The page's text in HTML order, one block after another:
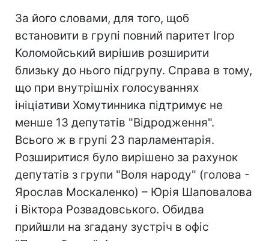
За його словами, для того, щоб
встановити в групі повний паритет Ігор
Коломойський вирішив розширити
близьку до нього підгрупу. Справа в тому,
що при внутрішніх голосуваннях
ініціативи Хомутинника підтримує не
менше 13 депутатів "Відродження".
Всього ж в групі 23 парламентарія.
Розширитися було вирішено за рахунок
депутатів з групи "Воля народу" (голова -
Ярослав Москаленко) – Юрія Шаповалова
і Віктора Розвадовського. Обидва
прийшли на згадану зустріч в офіс